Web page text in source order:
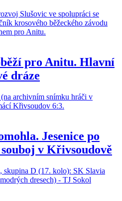
pro Anitu. Hlavní
dráze
Jesenice po
v Křivsoudově